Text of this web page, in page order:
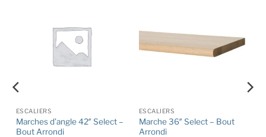
ESCALIERS
Marches d’angle 42″ Select –
Bout Arrondi
ESCALIERS
Marche 36″ Select – Bout
Arrondi